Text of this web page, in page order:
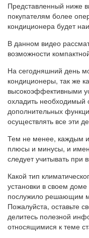
Представленный ниже
покупателям более
кондиционера будет
В данном видео
возможности
На сегодняшний день
кондиционеры, так же
высокоэффективными
охладить необходимый
дополнительных
осуществлять все эти
Тем не менее, каждым
плюсы и минусы, и
следует учитывать
Какой тип
установки в своем
послужило решающим
Пожалуйста, оставьте
делитесь полезной
относящимися к теме